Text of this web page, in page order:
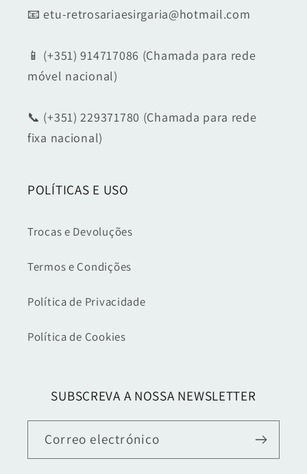
📧 etu-retrosariaesirgaria@hotmail.com
📱 (+351) 914717086 (Chamada para rede
móvel nacional)
📞 (+351) 229371780 (Chamada para rede
fixa nacional)
POLÍTICAS E USO
Trocas e Devoluções
Termos e Condições
Política de Privacidade
Política de Cookies
SUBSCREVA A NOSSA NEWSLETTER
Correo electrónico